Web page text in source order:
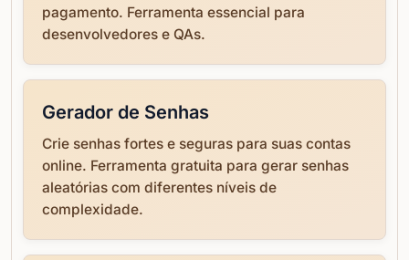
pagamento. Ferramenta essencial para
desenvolvedores e QAs.
Gerador de Senhas
Crie senhas fortes e seguras para suas contas
online. Ferramenta gratuita para gerar senhas
aleatórias com diferentes níveis de
complexidade.